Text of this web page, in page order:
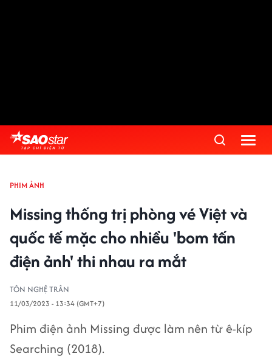
PHIM ẢNH
Missing thống trị phòng vé Việt và
quốc tế mặc cho nhiều 'bom tấn
điện ảnh' thi nhau ra mắt
TÔN NGHỆ TRÂN
11/03/2023 - 13:34 (GMT+7)
Phim điện ảnh Missing được làm nên từ ê-kíp
Searching (2018).